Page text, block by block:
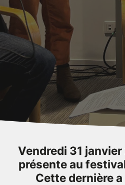
Vendredi 31
présente au
Cette dernière